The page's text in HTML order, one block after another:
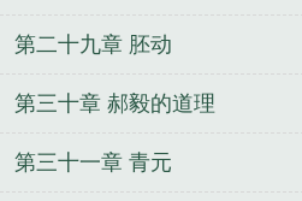
第二十九章 胚动
第三十章 郝毅的道理
第三十一章 青元